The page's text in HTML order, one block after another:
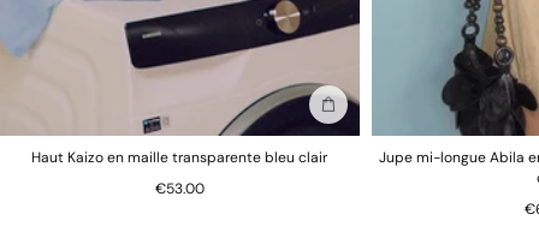
Ajouter au sac
Haut Kaizo en maille transparente bleu clair
€53.00
Jupe mi-longue Abila